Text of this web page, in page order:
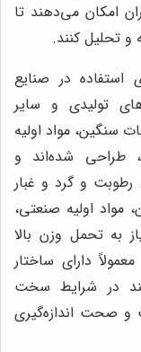
امکان می‌دهند تا
و تحلیل کنند.
استفاده در صنایع
تولیدی و سایر
سنگین، مواد اولیه
طراحی شده‌اند و
رطوبت و گرد و غبار
مواد اولیه صنعتی،
به تحمل وزن بالا
دارای ساختار
در شرایط سخت
و صحت اندازه‌گیری